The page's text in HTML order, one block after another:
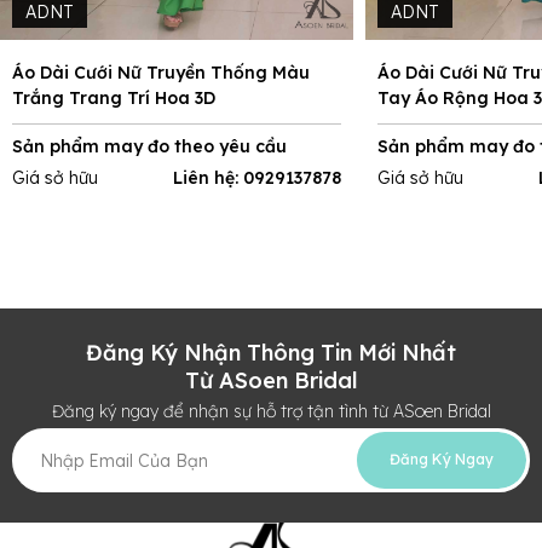
ADNT
Áo Dài Cưới Nữ Truyền Thống Màu
Trắng Trang Trí Hoa 3D
Sản phẩm may đo theo yêu cầu
Giá sở hữu
Liên hệ: 0929137878
ADNT
Áo Dài Cưới Nữ
Tay Áo Rộng Hoa
Sản phẩm may đo
Giá sở hữu
Đăng Ký Nhận Thông Tin Mới Nhất
Từ ASoen Bridal
Đăng ký ngay để nhận sự hỗ trợ tận tình từ ASoen Bridal
Đăng Ký Ngay